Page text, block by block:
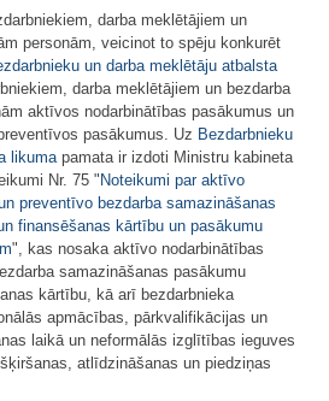
darba meklētājiem un
personām, veicinot to spēju konkurēt
un darba meklētāju atbalsta
darba meklētājiem un bezdarba
aktīvos nodarbinātības pasākumus un
pasākumus. Uz Bezdarbnieku
likumapamata ir izdoti Ministru kabineta
Nr. 75 " Noteikumi par aktīvo
preventīvo bezdarba samazināšanas
finansēšanas kārtību un pasākumu
", kas nosaka aktīvo nodarbinātības
samazināšanas pasākumu
kārtību, kā arī bezdarbnieka
apmācības, pārkvalifikācijas un
laikā un neformālās izglītības ieguves
atlīdzināšanas un piedziņas